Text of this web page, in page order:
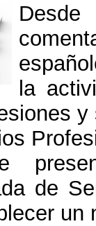
la
de
un